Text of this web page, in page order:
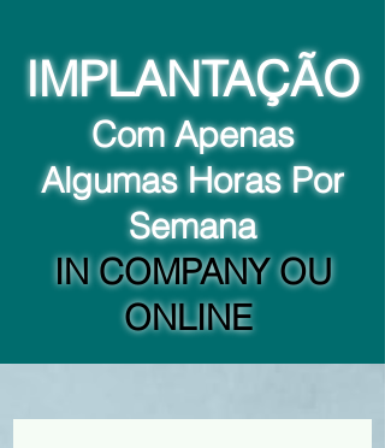
IMPLANTAÇÃO
Com Apenas
Algumas Horas Por
Semana
IN COMPANY OU
ONLINE